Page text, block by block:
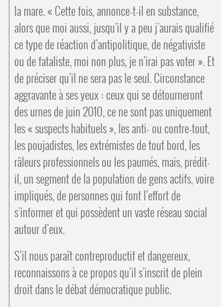
la mare. « Cette fois, annonce-t-il en substance,
alors que moi aussi, jusqu’il y a peu j’aurais qualifié
ce type de réaction d’antipolitique, de négativiste
ou de fataliste, moi non plus, je n’irai pas voter ». Et
de préciser qu’il ne sera pas le seul. Circonstance
aggravante à ses yeux : ceux qui se détourneront
des urnes de juin 2010, ce ne sont pas uniquement
les « suspects habituels », les anti- ou contre-tout,
les poujadistes, les extrémistes de tout bord, les
râleurs professionnels ou les paumés, mais, prédit-
il, un segment de la population de gens actifs, voire
impliqués, de personnes qui font l’effort de
s’informer et qui possèdent un vaste réseau social
autour d’eux.
S’il nous paraît contreproductif et dangereux,
reconnaissons à ce propos qu’il s’inscrit de plein
droit dans le débat démocratique public.